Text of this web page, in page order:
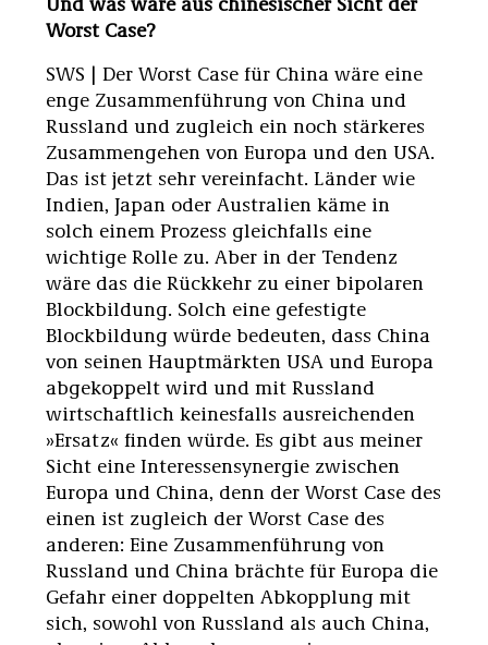
Worst Case?
SWS | Der Worst Case für China wäre eine
enge Zusammenführung von China und
Russland und zugleich ein noch stärkeres
Zusammengehen von Europa und den USA.
Das ist jetzt sehr vereinfacht. Länder wie
Indien, Japan oder Australien käme in
solch einem Prozess gleichfalls eine
wichtige Rolle zu. Aber in der Tendenz
wäre das die Rückkehr zu einer bipolaren
Blockbildung. Solch eine gefestigte
Blockbildung würde bedeuten, dass China
von seinen Hauptmärkten USA und Europa
abgekoppelt wird und mit Russland
wirtschaftlich keinesfalls ausreichenden
»Ersatz« finden würde. Es gibt aus meiner
Sicht eine Interessensynergie zwischen
Europa und China, denn der Worst Case des
einen ist zugleich der Worst Case des
anderen: Eine Zusammenführung von
Russland und China brächte für Europa die
Gefahr einer doppelten Abkopplung mit
sich, sowohl von Russland als auch China,